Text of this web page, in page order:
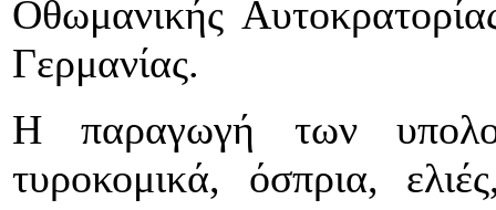
Οθωμανικής
Γερμανίας.
Η παραγωγή των
τυροκομικά, όσπρια,